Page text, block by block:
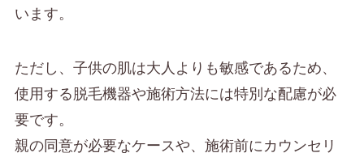
います。
ただし、子供の肌は大人よりも敏感であるため、
使用する脱毛機器や施術方法には特別な配慮が必
要です。
親の同意が必要なケースや、施術前にカウンセリ